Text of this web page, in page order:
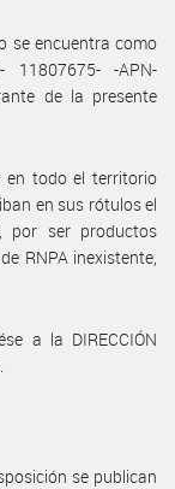
se encuentra como
11807675- -APN-
de la presente
en todo el territorio
en sus rótulos el
por ser productos
RNPA inexistente,
a la DIRECCIÓN
se publican